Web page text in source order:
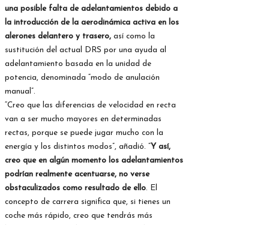
una posible falta de adelantamientos debido a
la introducción de la aerodinámica activa en los
alerones delantero y trasero, así como la
sustitución del actual DRS por una ayuda al
adelantamiento basada en la unidad de
potencia, denominada “modo de anulación
manual”.
“Creo que las diferencias de velocidad en recta
van a ser mucho mayores en determinadas
rectas, porque se puede jugar mucho con la
energía y los distintos modos”, añadió. “ Y así,
creo que en algún momento los adelantamientos
podrían realmente acentuarse, no verse
obstaculizados como resultado de ello. El
concepto de carrera significa que, si tienes un
coche más rápido, creo que tendrás más